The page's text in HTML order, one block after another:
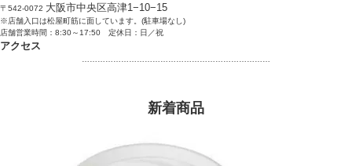
〒542-0072 大阪市中央区高津1−10−15
※店舗入口は松屋町筋に面しています。(駐車場なし)
店舗営業時間：8:30～17:50 定休日：日／祝
アクセス
新着商品